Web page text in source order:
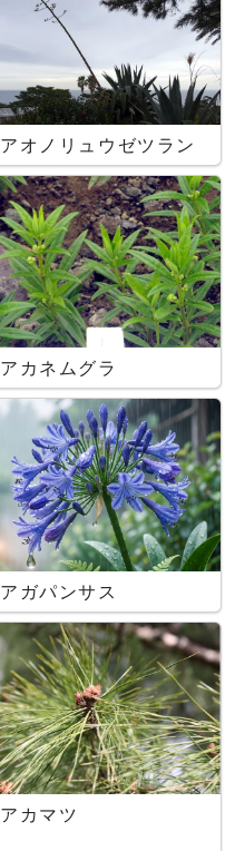
アオノリュウゼツラン
アカネムグラ
アガパンサス
アカマツ